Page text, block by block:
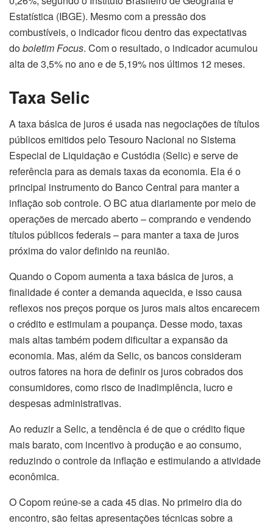
Estatística (IBGE). Mesmo com a pressão dos
combustíveis, o indicador ficou dentro das expectativas
doboletim Focus. Com o resultado, o indicador acumulou
alta de 3,5% no ano e de 5,19% nos últimos 12 meses.
Taxa Selic
A taxa básica de juros é usada nas negociações de títulos
públicos emitidos pelo Tesouro Nacional no Sistema
Especial de Liquidação e Custódia (Selic) e serve de
referência para as demais taxas da economia. Ela é o
principal instrumento do Banco Central para manter a
inflação sob controle. O BC atua diariamente por meio de
operações de mercado aberto – comprando e vendendo
títulos públicos federais – para manter a taxa de juros
próxima do valor definido na reunião.
Quando o Copom aumenta a taxa básica de juros, a
finalidade é conter a demanda aquecida, e isso causa
reflexos nos preços porque os juros mais altos encarecem
o crédito e estimulam a poupança. Desse modo, taxas
mais altas também podem dificultar a expansão da
economia. Mas, além da Selic, os bancos consideram
outros fatores na hora de definir os juros cobrados dos
consumidores, como risco de inadimplência, lucro e
despesas administrativas.
Ao reduzir a Selic, a tendência é de que o crédito fique
mais barato, com incentivo à produção e ao consumo,
reduzindo o controle da inflação e estimulando a atividade
econômica.
O Copom reúne-se a cada 45 dias. No primeiro dia do
encontro, são feitas apresentações técnicas sobre a